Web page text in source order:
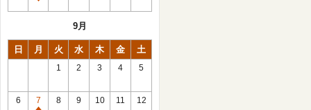
9月
日 月 火 水 木 金 土
1 2 3 4 5
6
7
8 9 10 11 12